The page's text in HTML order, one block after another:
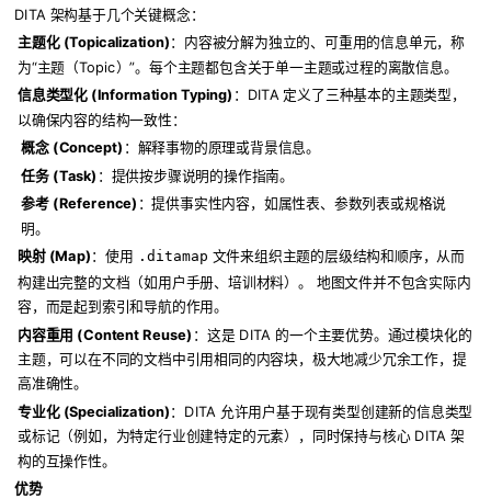
DITA 架构基于几个关键概念：
主题化 (Topicalization)：内容被分解为独立的、可重用的信息单元，称
为“主题（Topic）”。每个主题都包含关于单一主题或过程的离散信息。
信息类型化 (Information Typing) ：DITA 定义了三种基本的主题类型，
以确保内容的结构一致性：
概念 (Concept) ：解释事物的原理或背景信息。
任务 (Task) ：提供按步骤说明的操作指南。
参考 (Reference) ：提供事实性内容，如属性表、参数列表或规格说
明。
映射 (Map)：使用 .ditamap 文件来组织主题的层级结构和顺序，从而
构建出完整的文档（如用户手册、培训材料）。 地图文件并不包含实际内
容，而是起到索引和导航的作用。
内容重用 (Content Reuse) ：这是 DITA 的一个主要优势。通过模块化的
主题，可以在不同的文档中引用相同的内容块，极大地减少冗余工作，提
高准确性。
专业化 (Specialization)：DITA 允许用户基于现有类型创建新的信息类型
或标记（例如，为特定行业创建特定的元素），同时保持与核心 DITA 架
构的互操作性。
优势